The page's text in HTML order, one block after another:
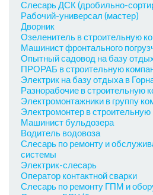
Слесарь ДСК (дробильно-
Рабочий-универсал (мастер)
Дворник
Озеленитель в строительную
Машинист фронтального
Опытный садовод на базу
ПРОРАБ в строительную
Электрик на базу отдыха в
Разнорабочие в строительную
Электромонтажники в группу
Электромонтер в
Машинист бульдозера
Водитель водовоза
Слесарь по ремонту и
системы
Электрик-слесарь
Оператор контактной сварки
Слесарь по ремонту ГПМ и